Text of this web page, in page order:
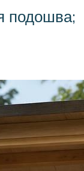
подошва;